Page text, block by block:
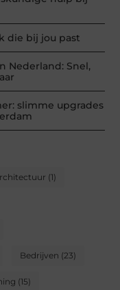
die bij jou past
Nederland: Snel,
slimme upgrades
(1)
Bedrijven (23)
(15)